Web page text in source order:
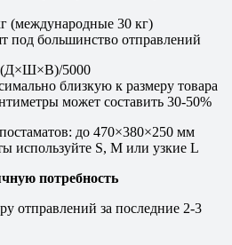
(международные 30 кг)
под большинство отправлений
(Д×Ш×В)/5000
близкую к размеру товара
может составить 30-50%
до 470×380×250 мм
используйте S, M или узкие L
потребность
отправлений за последние 2-3